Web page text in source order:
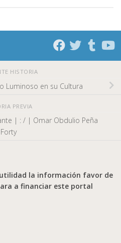
HISTORIA
Luminoso en su Cultura
PREVIA
| : / | Omar Obdulio Peña
Forty
la información favor de
a financiar este portal